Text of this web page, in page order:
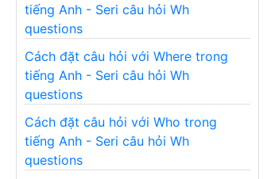
tiếng Anh - Seri câu hỏi Wh
questions
Cách đặt câu hỏi với Where trong
tiếng Anh - Seri câu hỏi Wh
questions
Cách đặt câu hỏi với Who trong
tiếng Anh - Seri câu hỏi Wh
questions